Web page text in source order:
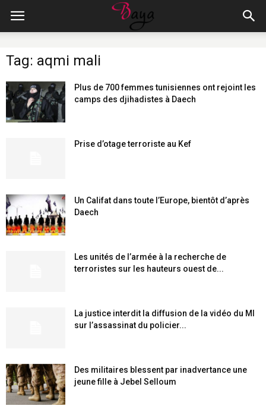
Tag: aqmi mali
Plus de 700 femmes tunisiennes ont rejoint les
camps des djihadistes à Daech
Prise d’otage terroriste au Kef
Un Califat dans toute l’Europe, bientôt d’après
Daech
Les unités de l’armée à la recherche de
terroristes sur les hauteurs ouest de...
La justice interdit la diffusion de la vidéo du MI
sur l’assassinat du policier...
Des militaires blessent par inadvertance une
jeune fille à Jebel Selloum